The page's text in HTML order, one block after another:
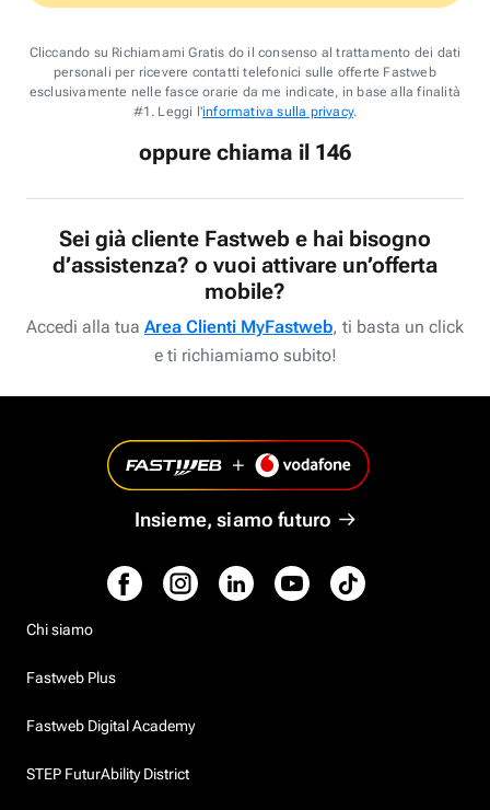
Cliccando su Richiamami Gratis do il consenso al trattamento dei dati
personali per ricevere contatti telefonici sulle offerte Fastweb
esclusivamente nelle fasce orarie da me indicate, in base alla finalità
#1. Leggi l'informativa sulla privacy.
oppure chiama il 146
Sei già cliente Fastweb e hai bisogno
d’assistenza? o vuoi attivare un’offerta
mobile?
Accedi alla tua Area Clienti MyFastweb, ti basta un click
e ti richiamiamo subito!
Insieme, siamo futuro
Chi siamo
Fastweb Plus
Fastweb Digital Academy
STEP FuturAbility District